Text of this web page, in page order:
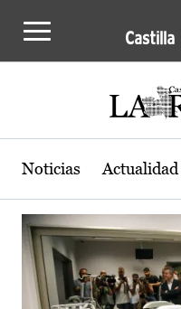
Actualidad de
Noticias